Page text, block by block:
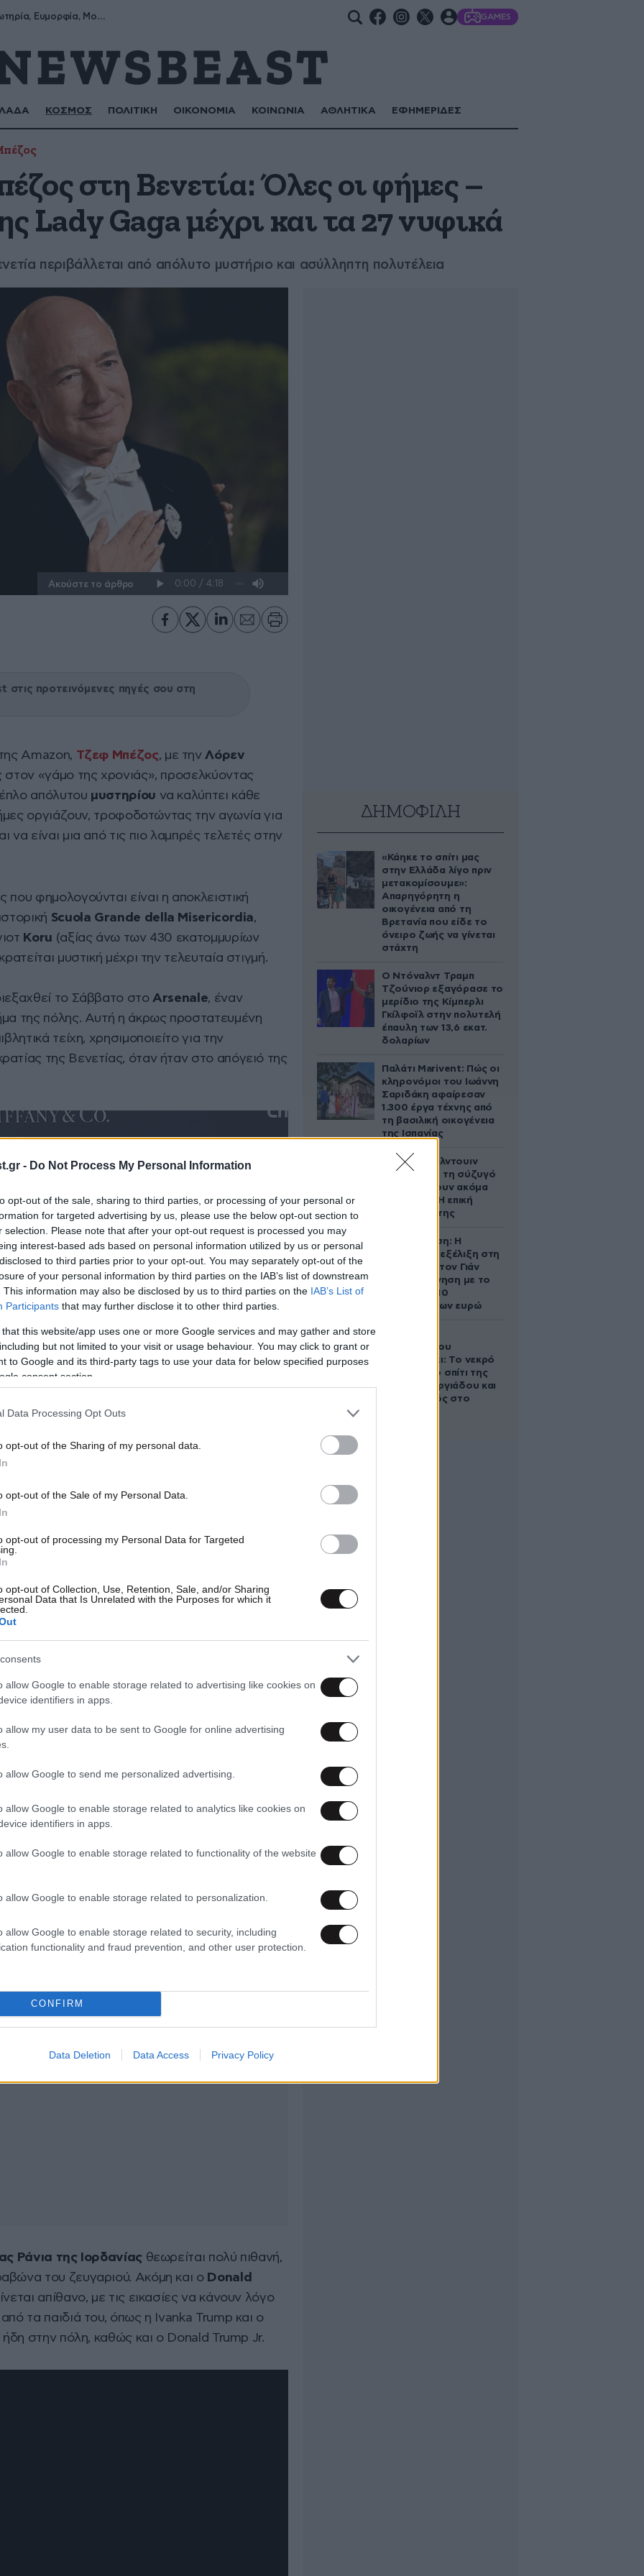
- Do Not Process My Personal Information
opt-out of the sale, sharing to third parties, or processing of your personal or
for targeted advertising by us, please use the below opt-out section to
selection. Please note that after your opt-out request is processed you may
interest-based ads based on personal information utilized by us or personal
to third parties prior to your opt-out. You may separately opt-out of the
of your personal information by third parties on the IAB’s list of downstream
This information may also be disclosed by us to third parties on the IAB’s List of
Participants that may further disclose it to other third parties.
that this website/app uses one or more Google services and may gather and store
but not limited to your visit or usage behaviour. You may click to grant or
to Google and its third-party tags to use your data for below specified purposes
consent section.
Data Processing Opt Outs
opt-out of the Sharing of my personal data.
opt-out of the Sale of my Personal Data.
opt-out of processing my Personal Data for Targeted
opt-out of Collection, Use, Retention, Sale, and/or Sharing
Data that Is Unrelated with the Purposes for which it
allow Google to enable storage related to advertising like cookies on
identifiers in apps.
allow my user data to be sent to Google for online advertising
allow Google to send me personalized advertising.
allow Google to enable storage related to analytics like cookies on
identifiers in apps.
allow Google to enable storage related to functionality of the website
allow Google to enable storage related to personalization.
allow Google to enable storage related to security, including
functionality and fraud prevention, and other user protection.
CONFIRM
Data Deletion Data Access Privacy Policy
Σωτήρης, Σωτηρία, Ευμορφία, Μορφούλα GAMES
ΚΟΣΜΟΣ ΠΟΛΙΤΙΚΗ ΟΙΚΟΝΟΜΙΑ ΚΟΙΝΩΝΙΑ ΑΘΛΗΤΙΚΑ ΕΦΗΜΕΡΙΔΕΣ
στη Βενετία: Όλες οι φήμες –
Lady Gaga μέχρι και τα 27 νυφικά
περιβάλλεται από απόλυτο μυστήριο και ασύλληπτη πολυτέλεια
Ακούστε το άρθρο
στις προτεινόμενες πηγές σου στη
Amazon, Τζεφ Μπέζος, με τηνΛόρεν
στον «γάμο της χρονιάς», προσελκύοντας
απόλυτου μυστηρίου να καλύπτει κάθε
οργιάζουν, τροφοδοτώντας την αγωνία για
να είναι μια από τις πιο λαμπρές τελετές στην
φημολογούνται είναι η αποκλειστική
Scuola Grande della Misericordia,
Koru (αξίας άνω των 430 εκατομμυρίων
μυστική μέχρι την τελευταία στιγμή.
το Σάββατο στοArsenale, έναν
της πόλης. Αυτή η άκρως προστατευμένη
τείχη, χρησιμοποιείτο για την
της Βενετίας, όταν ήταν στο απόγειό της
για ένα γεγονός που αναμένεται
εκστρατεία «Δεν υπάρχει χώρος για τον
μεταξύ
μια ομάδα πρώην πεζοναυτών των ΗΠΑ για
ακούγεται πως η αρχική επιλογή της Scuola
από τοArsenalτης Βενετίας, ένα
ευκολότερο έλεγχο και μεγαλύτερη
στη δημοσιότητα, οι φήμες κάνουν λόγο για
στην παγκόσμια ελίτ. Ονόματα όπως η
Ράνια της Ιορδανίαςθεωρείται πολύ πιθανή,
του ζευγαριού. Ακόμη και ο Donald
απίθανο, με τις εικασίες να κάνουν λόγο
τα παιδιά του, όπως η Ivanka Trump και ο
στην πόλη, καθώς και ο Donald Trump Jr.
ΔΗΜΟΦΙΛΗ
«Κάηκε το σπίτι μας
στην Ελλάδα λίγο πριν
μετακομίσουμε»:
Απαρηγόρητη η
οικογένεια από τη
Βρετανία που είδε το
όνειρο ζωής να γίνεται
στάχτη
Ο Ντόναλντ Τραμπ
Τζούνιορ εξαγόρασε το
μερίδιο της Κίμπερλι
Γκίλφοϊλ στην πολυτελή
έπαυλη των 13,6 εκατ.
δολαρίων
Παλάτι Marivent: Πώς οι
κληρονόμοι του Ιωάννη
Σαριδάκη αφαίρεσαν
1.300 έργα τέχνης από
τη βασιλική οικογένεια
της Ισπανίας
Ο Άλεκ Μπάλντουιν
ζήτησε από τη σύζυγό
του να κάνουν ακόμα
ένα παιδί – Η επική
αντίδρασή της
Αθηνά Ωνάση: Η
απρόσμενη εξέλιξη στη
διαμάχη με τον Γιάν
Τοπς – Η κίνηση με το
άλογο των 10
εκατομμυρίων ευρώ
Τζώρτζογλου
αποκαλύπτει: Το νεκρό
έμβρυο στο σπίτι της
Μαρίας Γεωργιάδου και
ο εγκλεισμός στο